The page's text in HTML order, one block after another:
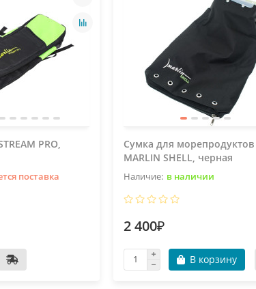
PRO,
поставка
Сумка для морепродуктов
MARLIN SHELL, черная
в наличии
2 400₽
В корзину